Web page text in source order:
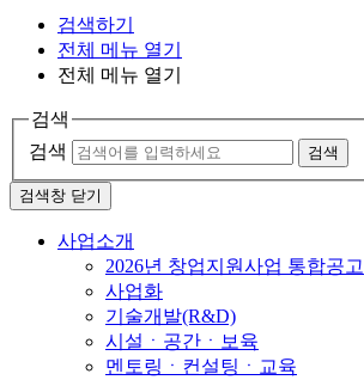
검색하기
전체 메뉴 열기
전체 메뉴 열기
검색
검색
검색
검색창 닫기
사업소개
2026년 창업지원사업 통합공고
사업화
기술개발(R&D)
시설ㆍ공간ㆍ보육
멘토링ㆍ컨설팅ㆍ교육